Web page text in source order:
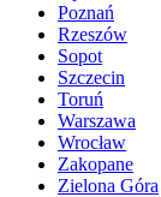
Poznań
Rzeszów
Sopot
Szczecin
Toruń
Warszawa
Wrocław
Zakopane
Zielona Góra